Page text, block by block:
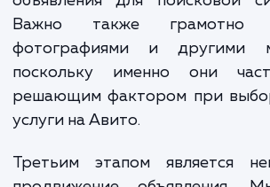
Это позволяет нам
образом можно
привлечь
отличить вас от конкурентов.
оптимизация